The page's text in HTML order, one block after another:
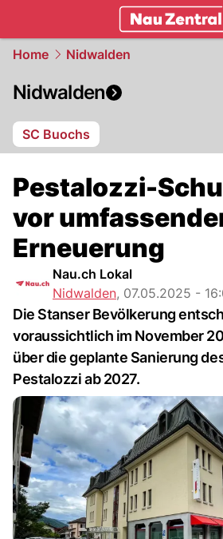
Home Nidwalden
Nidwalden
SC Buochs
Pestalozzi-
vor
Erneuerung
Nau.ch Lokal
Nidwalden, 07.05.2025 -
Die Stanser Bevölkerung
voraussichtlich im November
über die geplante Sanierung
Pestalozzi ab 2027.